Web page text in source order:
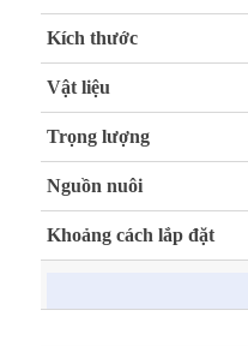
Kích thước
Vật liệu
Trọng lượng
Nguồn nuôi
Khoảng cách lắp đặt